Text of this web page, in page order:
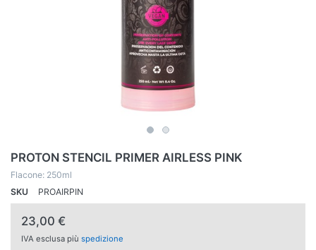
PROTON STENCIL PRIMER AIRLESS PINK
Flacone: 250ml
SKU
PROAIRPIN
23,00 €
IVA esclusa più spedizione